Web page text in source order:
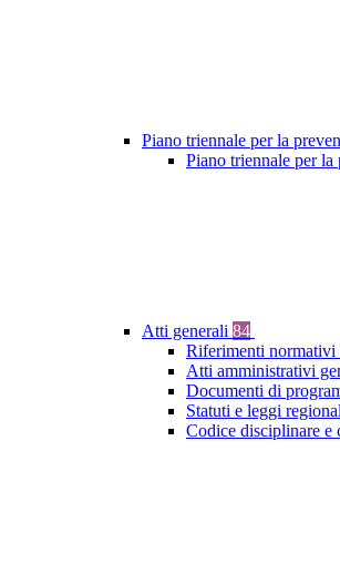
Piano triennale per la
Piano triennale per
Atti generali 84
Riferimenti normativi
Atti amministrativi
Documenti di
Statuti e leggi
Codice disciplinare e